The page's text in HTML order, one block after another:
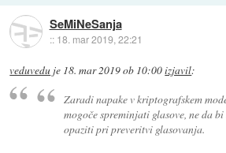
SeMiNeSanja
:: 18. mar 2019, 22:21
veduvedu je 18. mar 2019 ob 10:00izjavil:
Zaradi napake v kriptografskem
mogoče spreminjati glasove, ne da
opaziti pri preveritvi glasovanja.